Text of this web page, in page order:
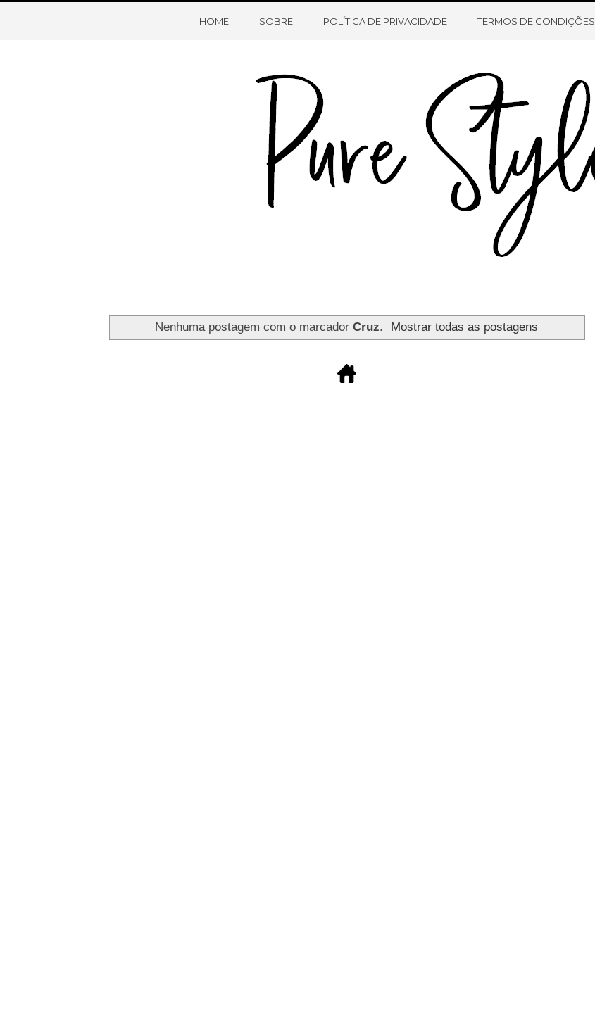
HOME SOBRE O BLOG CONTATO
HOME SOBRE POLÍTICA DE PRIVACIDADE TERMOS DE CONDIÇÕES
Nenhuma postagem com o marcador Cruz. Mostrar todas as postagens